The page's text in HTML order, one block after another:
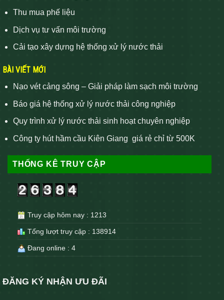
Thu mua phế liệu
Dịch vụ tư vấn môi trường
Cải tạo xây dựng hệ thống xử lý nước thải
BÀI VIẾT MỚI
Nạo vét cảng sông – Giải pháp làm sạch môi trường
Báo giá hệ thống xử lý nước thải công nghiệp
Quy trình xử lý nước thải sinh hoạt chuyên nghiệp
Công ty hút hầm cầu Kiên Giang giá rẻ chỉ từ 500K
THỐNG KÊ TRUY CẬP
Truy cập hôm nay : 1213
Tổng lượt truy cập : 138914
Đang online : 4
ĐĂNG KÝ NHẬN ƯU ĐÃI